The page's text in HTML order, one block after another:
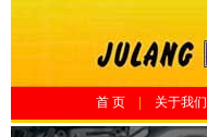
首 页 关于我们